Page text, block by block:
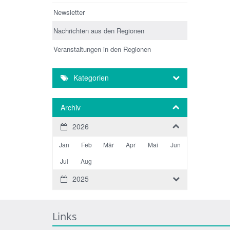
Newsletter
Nachrichten aus den Regionen
Veranstaltungen in den Regionen
Kategorien
Archiv
2026
Jan Feb Mär Apr Mai
Jun
Jul
Aug
2025
Links